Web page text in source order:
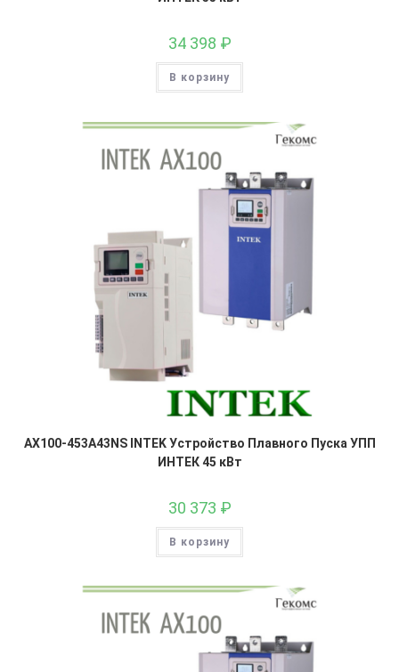
34 398 ₽
В корзину
AX100-453A43NS INTEK Устройство Плавного Пуска УПП
ИНТЕК 45 кВт
30 373 ₽
В корзину